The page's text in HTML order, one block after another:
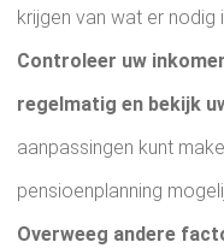
krijgen van wat er
Controleer uw
regelmatig en bekijk
aanpassingen kunt
pensioenplanning
Overweeg andere